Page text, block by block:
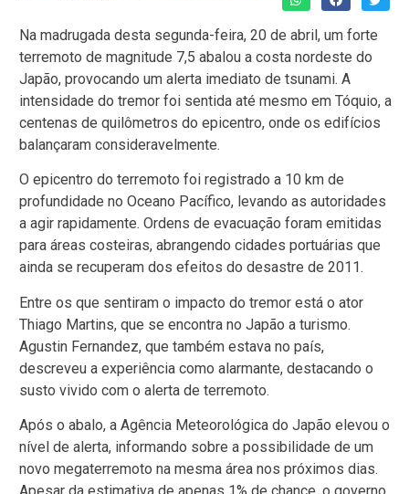
Na madrugada desta segunda-feira, 20 de abril, um forte
terremoto de magnitude 7,5 abalou a costa nordeste do
Japão, provocando um alerta imediato de tsunami. A
intensidade do tremor foi sentida até mesmo em Tóquio, a
centenas de quilômetros do epicentro, onde os edifícios
balançaram consideravelmente.
O epicentro do terremoto foi registrado a 10 km de
profundidade no Oceano Pacífico, levando as autoridades
a agir rapidamente. Ordens de evacuação foram emitidas
para áreas costeiras, abrangendo cidades portuárias que
ainda se recuperam dos efeitos do desastre de 2011.
Entre os que sentiram o impacto do tremor está o ator
Thiago Martins, que se encontra no Japão a turismo.
Agustin Fernandez, que também estava no país,
descreveu a experiência como alarmante, destacando o
susto vivido com o alerta de terremoto.
Após o abalo, a Agência Meteorológica do Japão elevou o
nível de alerta, informando sobre a possibilidade de um
novo megaterremoto na mesma área nos próximos dias.